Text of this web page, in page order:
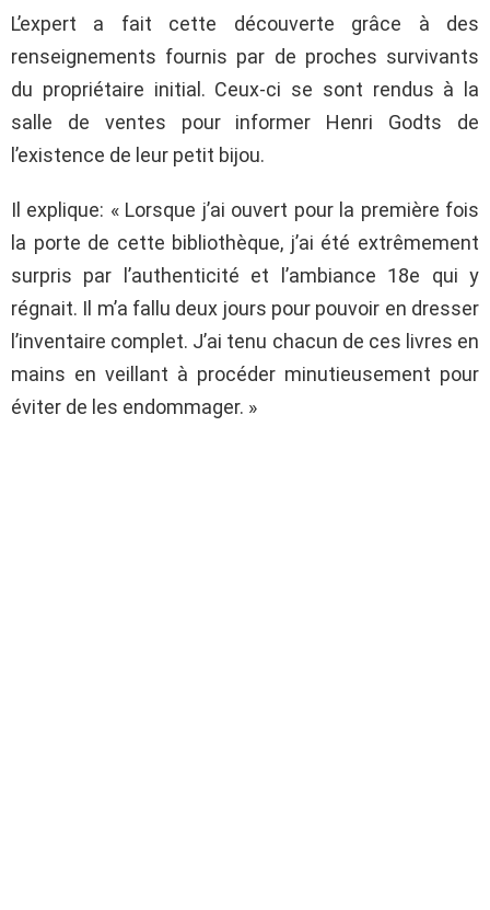
L’expert a fait cette découverte grâce à des
renseignements fournis par de proches survivants
du propriétaire initial. Ceux-ci se sont rendus à la
salle de ventes pour informer Henri Godts de
l’existence de leur petit bijou.
Il explique: « Lorsque j’ai ouvert pour la première fois
la porte de cette bibliothèque, j’ai été extrêmement
surpris par l’authenticité et l’ambiance 18e qui y
régnait. Il m’a fallu deux jours pour pouvoir en dresser
l’inventaire complet. J’ai tenu chacun de ces livres en
mains en veillant à procéder minutieusement pour
éviter de les endommager. »